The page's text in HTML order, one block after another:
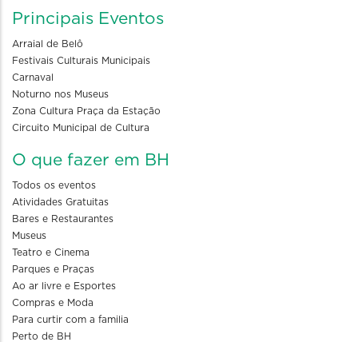
Principais Eventos
Arraial de Belô
Festivais Culturais Municipais
Carnaval
Noturno nos Museus
Zona Cultura Praça da Estação
Circuito Municipal de Cultura
O que fazer em BH
Todos os eventos
Atividades Gratuitas
Bares e Restaurantes
Museus
Teatro e Cinema
Parques e Praças
Ao ar livre e Esportes
Compras e Moda
Para curtir com a familia
Perto de BH